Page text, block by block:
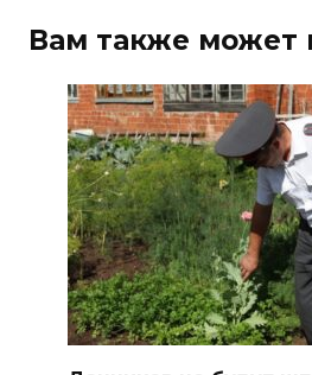
Вам также может